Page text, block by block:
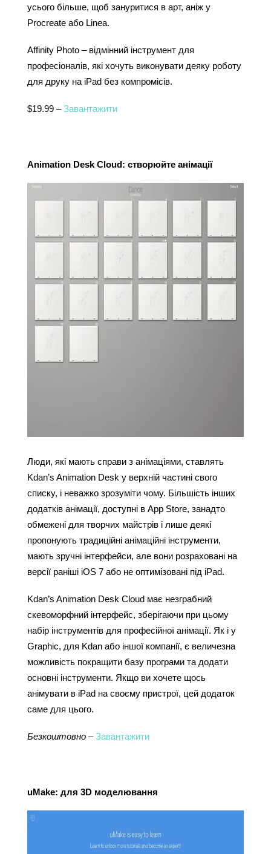
усього більше, щоб зануритися в арт, аніж у
Procreate або Linea.
Affinity Photo – відмінний інструмент для
професіоналів, які хочуть виконувати деяку роботу
для друку на iPad без компромісів.
$19.99 – Завантажити
Animation Desk Cloud: створюйте анімації
Люди, які мають справи з анімаціями, ставлять
Kdan’s Animation Desk у верхній частині свого
списку, і неважко зрозуміти чому. Більшість інших
додатків анімації, доступні в App Store, занадто
обмежені для творчих майстрів і лише деякі
пропонують традиційні анімаційні інструменти,
мають зручні інтерфейси, але вони розраховані на
версії раніші iOS 7 або не оптимізовані під iPad.
Kdan’s Animation Desk Cloud має незграбний
скевоморфний інтерфейс, зберігаючи при цьому
набір інструментів для професійної анімації. Як і у
Graphic, для Kdan або іншої компанії, є величезна
можливість покращити базу програми та додати
основні інструменти. Якщо ви хочете щось
анімувати в iPad на своєму пристрої, цей додаток
саме для цього.
Безкоштовно – Завантажити
uMake: для 3D моделювання